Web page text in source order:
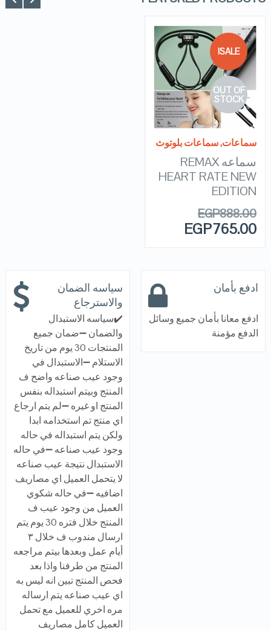
SALE!
OUT OF
STOCK
QUICK LOOK
VIEW DETAILS
READ MORE
سماعات,سماعات بلوتوث
سماعه REMAX
HEART RATE NEW
EDITION
EGP888.00
EGP765.00
ادفع بأمان
ادفع معانا بأمان جميع وسائل
الدفع مؤمنة
سياسه الضمان
والاسترجاع
✔️سياسه الاستبدال
والضمان ➖ضمان جميع
المنتجات 30 يوم من تاريخ
الاستلام ➖الاستبدال في
وجود عيب صناعه واضح ف
المنتج وبيتم استبداله بنفس
المنتج او غيره ➖لم يتم ارجاع
اي منتج تم استخدامه ابدا
ولكن يتم استبداله في حاله
وجود عيب صناعه ➖في حاله
الاستبدال نتيجة عيب صناعه
لا يتحمل العميل اي مصاريف
اضافيه ➖في حاله شكوي
العميل من وجود عيب ف
المنتج خلال فتره 30 يوم يتم
ارسال مندوب ف خلال ٣
أيام عمل وبعدها بيتم مراجعه
المنتج من طرفنا واذا بعد
فحص المنتج تبين انه ليس به
اي عيب صناعه يتم ارساله
مره اخري للعميل مع تحمل
العميل كامل مصاريف